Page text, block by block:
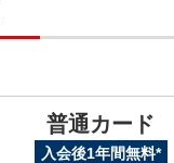
普通カード
入会後1年間無料*